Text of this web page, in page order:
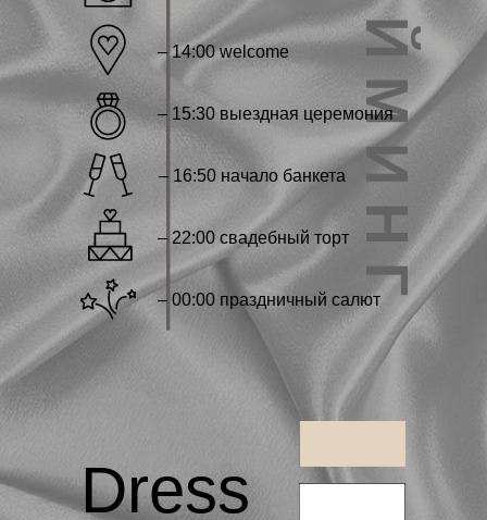
Т А Й М И Н Г
– 14:00 welcome
– 15:30 выездная церемония
– 16:50 начало банкета
– 22:00 свадебный торт
– 00:00 праздничный салют
Dress